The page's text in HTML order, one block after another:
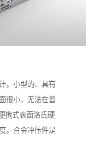
。小型的、具有
很小，无法在普
携式表面洛氏硬
。合金冲压件是